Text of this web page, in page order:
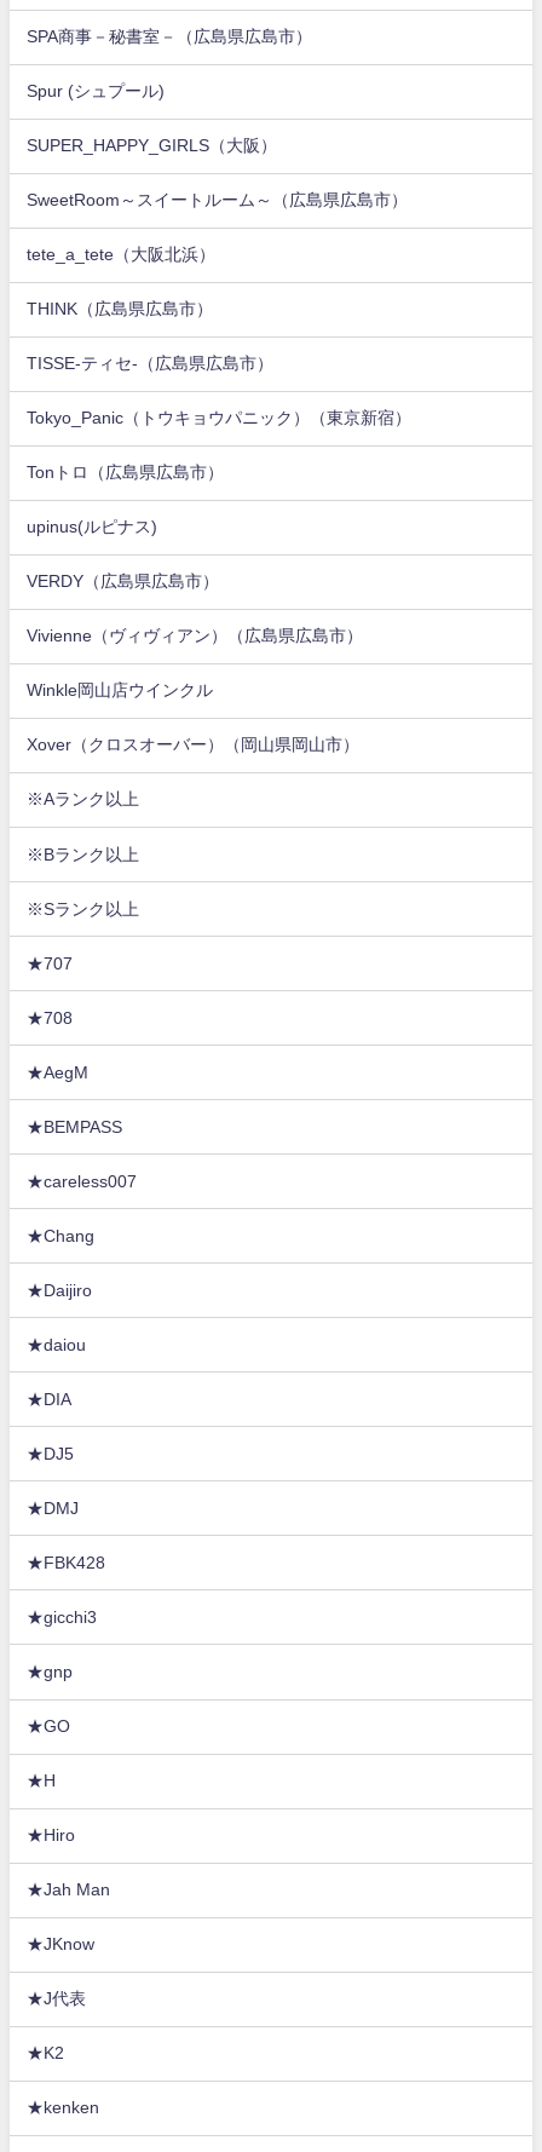
SPA商事－秘書室－（広島県広島市）
Spur (シュプール)
SUPER_HAPPY_GIRLS（大阪）
SweetRoom～スイートルーム～（広島県広島市）
tete_a_tete（大阪北浜）
THINK（広島県広島市）
TISSE-ティセ-（広島県広島市）
Tokyo_Panic（トウキョウパニック）（東京新宿）
Tonトロ（広島県広島市）
upinus(ルピナス)
VERDY（広島県広島市）
Vivienne（ヴィヴィアン）（広島県広島市）
Winkle岡山店ウインクル
Xover（クロスオーバー）（岡山県岡山市）
※Aランク以上
※Bランク以上
※Sランク以上
★707
★708
★AegM
★BEMPASS
★careless007
★Chang
★Daijiro
★daiou
★DIA
★DJ5
★DMJ
★FBK428
★gicchi3
★gnp
★GO
★H
★Hiro
★Jah Man
★JKnow
★J代表
★K2
★kenken